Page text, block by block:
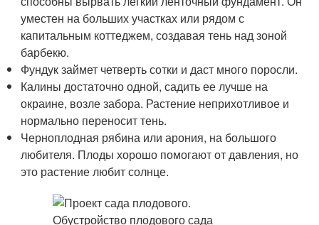
уместен на больших участках или рядом с
капитальным коттеджем, создавая тень над зоной
барбекю.
Фундук займет четверть сотки и даст много поросли.
Калины достаточно одной, садить ее лучше на
окраине, возле забора. Растение неприхотливое и
нормально переносит тень.
Черноплодная рябина или арония, на большого
любителя. Плоды хорошо помогают от давления, но
это растение любит солнце.